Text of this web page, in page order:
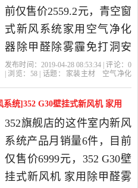
前仅售价2559.2元，青空窗
式新风系统家用空气净化
器除甲醛除雾霾免打洞安
装新风机是2019年青空富
性价比很高的空气净化
器，由安徽 合肥发货。
发布时间：2019-04-28 08:53:34 | 评论： 0
| 浏览： 58| 话题： 家装主材
空气净化
系统]352 G30壁挂式新风机 家用
元
352旗舰店的这件室内新风
系统产品月销量6件，目前
仅售价6999元，352 G30壁
挂式新风机 家用除甲醛雾